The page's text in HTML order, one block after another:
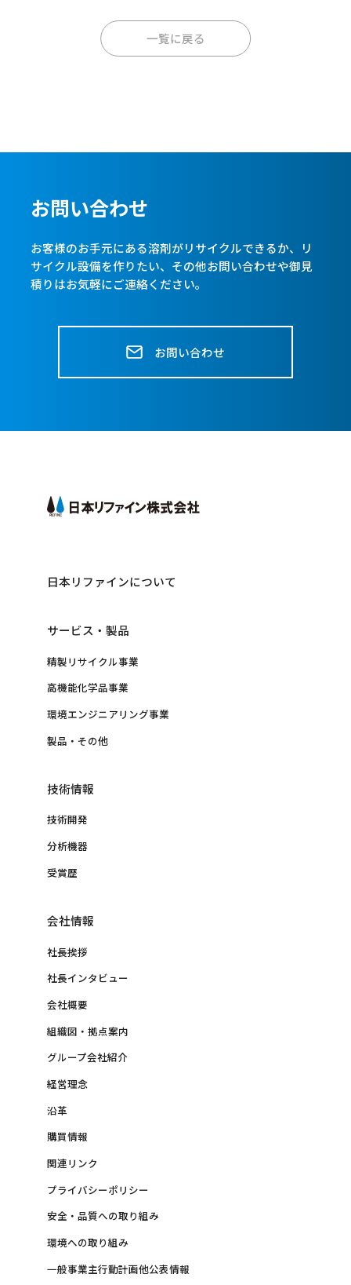
一覧に戻る
お問い合わせ
お客様のお手元にある溶剤がリサイクルできるか、リ
サイクル設備を作りたい、 その他お問い合わせや御見
積りはお気軽にご連絡ください。
お問い合わせ
日本リファインについて
サービス・製品
精製リサイクル事業
高機能化学品事業
環境エンジニアリング事業
製品・その他
技術情報
技術開発
分析機器
受賞歴
会社情報
社長挨拶
社長インタビュー
会社概要
組織図・拠点案内
グループ会社紹介
経営理念
沿革
購買情報
関連リンク
プライバシーポリシー
安全・品質への取り組み
環境への取り組み
一般事業主行動計画他公表情報